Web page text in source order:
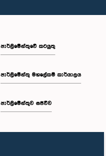
පාර්ලිමේන්තුවේ කටයුතු
පාර්ලිමේන්තු මහලේකම් කාර්යාලය
පාර්ලිමේන්තුව සජීවීව